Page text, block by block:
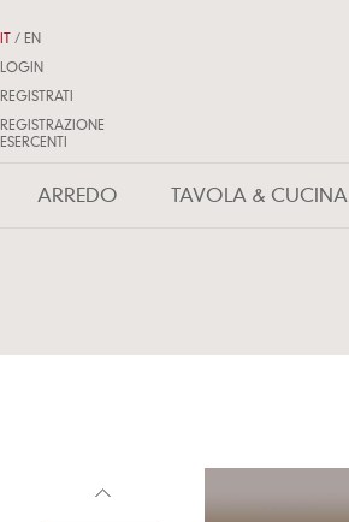
ARREDO TAVOLA & CUCINA
IT / EN
LOGIN
REGISTRATI
REGISTRAZIONE
ESERCENTI